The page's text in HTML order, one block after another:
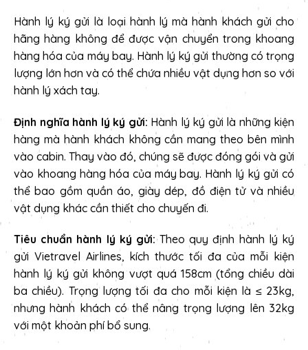
Hành lý ký gửi là loại hành lý mà hành khách gửi cho
hãng hàng không để được vận chuyển trong khoang
hàng hóa của máy bay. Hành lý ký gửi thường có trọng
lượng lớn hơn và có thể chứa nhiều vật dụng hơn so với
hành lý xách tay.
Định nghĩa hành lý ký gửi: Hành lý ký gửi là những kiện
hàng mà hành khách không cần mang theo bên mình
vào cabin. Thay vào đó, chúng sẽ được đóng gói và gửi
vào khoang hàng hóa của máy bay. Hành lý ký gửi có
thể bao gồm quần áo, giày dép, đồ điện tử và nhiều
vật dụng khác cần thiết cho chuyến đi.
Tiêu chuẩn hành lý ký gửi:Theo quy định hành lý ký
gửi Vietravel Airlines, kích thước tối đa của mỗi kiện
hành lý ký gửi không vượt quá 158cm (tổng chiều dài
ba chiều). Trọng lượng tối đa cho mỗi kiện là ≤ 23kg,
nhưng hành khách có thể nâng trọng lượng lên 32kg
với một khoản phí bổ sung.